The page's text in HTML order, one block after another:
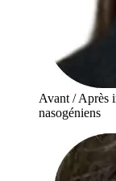
Avant / Après
nasogéniens